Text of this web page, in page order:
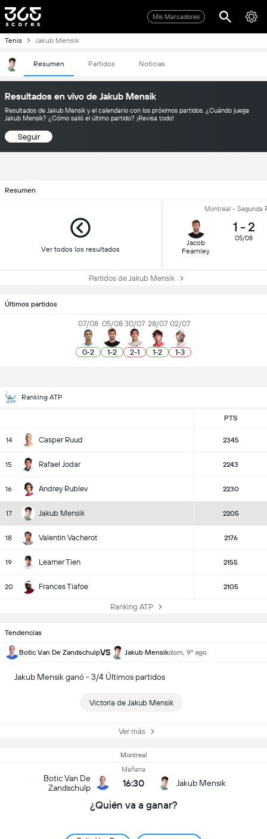
Mis Marcadores
Tenis Jakub Mensik
Resumen Partidos Noticias
Resultados en vivo de Jakub Mensik
Resultados de Jakub Mensik y el calendario con los próximos partidos. ¿Cuándo juega
Jakub Mensik? ¿Cómo salió el último partido? ¡Revisa todo!
Seguir
Resumen
Ver todos los resultados
Montreal - Segunda
Jacob
Fearnley
1 - 2
05/08
Partidos de Jakub Mensik
Últimos partidos
07/08
0-2
05/08
1-2
30/07
2-1
28/07
1-2
02/07
1-3
Ranking ATP
PTS
14 Casper Ruud 2345
15 Rafael Jodar 2243
16 Andrey Rublev 2230
17 Jakub Mensik 2205
18 Valentin Vacherot 2176
19 Learner Tien 2155
20 Frances Tiafoe 2105
Ranking ATP
Tendencias
Botic Van De ZandschulpVS Jakub Mensikdom, 9º ago
Jakub Mensik ganó - 3/4 Últimos partidos
Victoria de Jakub Mensik
Ver más
Montreal
Botic Van De
Zandschulp
Mañana
16:30 Jakub Mensik
¿Quién va a ganar?